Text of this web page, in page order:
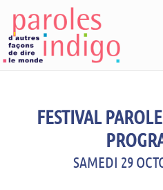
FESTIVAL
SAMEDI 29